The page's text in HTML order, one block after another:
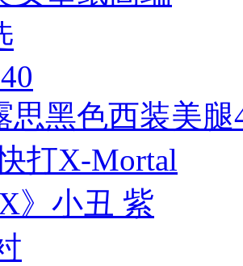
思黑色西装美